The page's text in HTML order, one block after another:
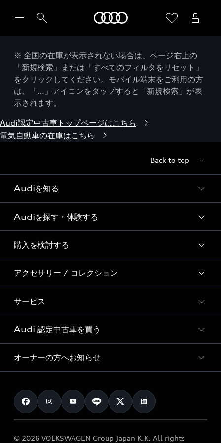
※ 全国の在庫が表示されない場合は、ページ右上の
「新規検索」または「すべてのフィルタをリセット」
をクリックしてください。モバイル端末をご利用の方
は、「…」アイコンをタップすると「新規検索」が表
示されます。
Audi認定中古車トップページはこちら
電気自動車の在庫はこちら
Back to top
Audiを知る
Audi ブランド
Story of Progress
Audi Sport
Formula 1®
デジタルサービス
Audiを探す・体験する
ディーラー検索
新車在庫検索
試乗車・展示車検索
見積り依頼
試乗予約
購入を検討する
モデル一覧
特別仕様モデル / 限定モデル
e-tronラインアップ
価格シミュレーション
車両比較
カタログ一覧
アクセサリー / コレクション
純正アクセサリー
オンラインショップ
Audi collection
アウディナビアプリ
サービス
サービス入庫予約
サービスプログラム
メンテナンス
車検 / 定期点検
e-tronアフターサポート
Audi 認定中古車を買う
Audi認定中古車
クオリティ
保証
メンテナンス
オーナーの方へお知らせ
お知らせ
オーナー様向けキャンペーン
© 2026 VOLKSWAGEN Group Japan K.K. All rights